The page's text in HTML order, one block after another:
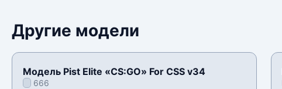
Другие модели
Модель Pist Elite «CS:GO» For CSS v34
666